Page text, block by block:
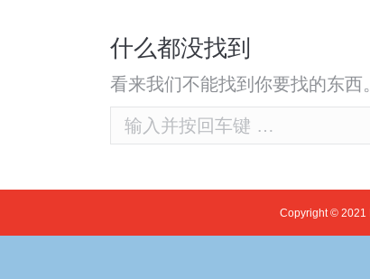
什么都没找到
看来我们不能找到你要找的东
Search:
Copyright © 2021